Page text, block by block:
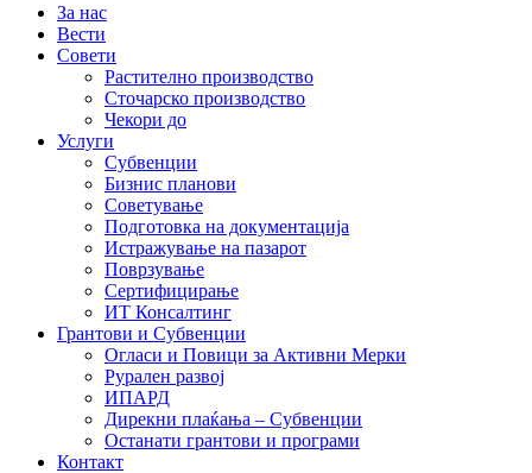
За нас
Вести
Совети
Растително производство
Сточарско производство
Чекори до
Услуги
Субвенции
Бизнис планови
Советување
Подготовка на документација
Истражување на пазарот
Поврзување
Сертифицирање
ИТ Консалтинг
Грантови и Субвенции
Огласи и Повици за Активни Мерки
Рурален развој
ИПАРД
Дирекни плаќања – Субвенции
Останати грантови и програми
Контакт